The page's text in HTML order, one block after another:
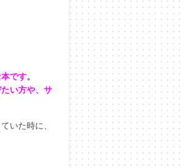
です。
い方や、サ
いた時に、